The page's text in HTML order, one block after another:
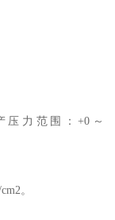
压力范围：+0～
。